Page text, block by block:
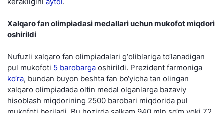
Xalqaro fan olimpiadasi medallari uchun mukofot miqdori
oshirildi
Nufuzli xalqaro fan olimpiadalari g‘oliblariga to‘lanadigan
pul mukofoti 5 barobarga oshirildi. Prezident farmoniga
ko‘ra, bundan buyon beshta fan bo‘yicha tan olingan
xalqaro olimpiadada oltin medal olganlarga bazaviy
hisoblash miqdorining 2500 barobari miqdorida pul